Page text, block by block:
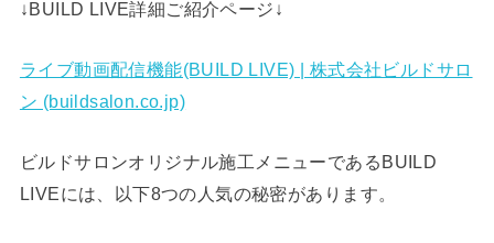
↓BUILD LIVE詳細ご紹介ページ↓
ライブ動画配信機能(BUILD LIVE) | 株式会社ビルドサロ
ン (buildsalon.co.jp)
ビルドサロンオリジナル施工メニューであるBUILD
LIVEには、以下8つの人気の秘密があります。